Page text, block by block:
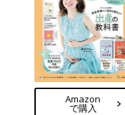
Amazon
で購入